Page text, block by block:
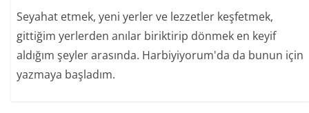
Seyahat etmek, yeni yerler ve lezzetler keşfetmek,
gittiğim yerlerden anılar biriktirip dönmek en keyif
aldığım şeyler arasında. Harbiyiyorum'da da bunun için
yazmaya başladım.